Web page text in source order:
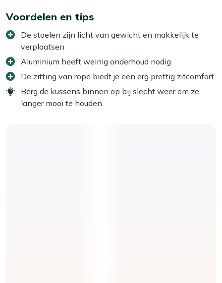
Voordelen en tips
De stoelen zijn licht van gewicht en makkelijk te
verplaatsen
Aluminium heeft weinig onderhoud nodig
De zitting van rope biedt je een erg prettig zitcomfort
Berg de kussens binnen op bij slecht weer om ze
langer mooi te houden